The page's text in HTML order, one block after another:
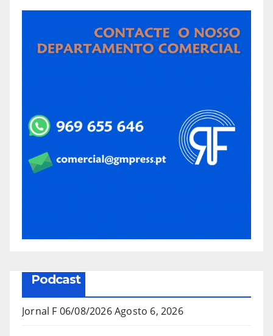
Podcast
Jornal F 06/08/2026Agosto 6, 2026